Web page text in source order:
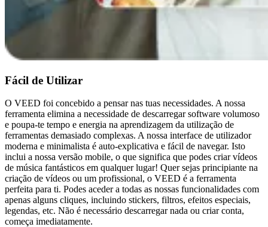
Fácil de Utilizar
O VEED foi concebido a pensar nas tuas necessidades. A nossa
ferramenta elimina a necessidade de descarregar software volumoso
e poupa-te tempo e energia na aprendizagem da utilização de
ferramentas demasiado complexas. A nossa interface de utilizador
moderna e minimalista é auto-explicativa e fácil de navegar. Isto
inclui a nossa versão mobile, o que significa que podes criar vídeos
de música fantásticos em qualquer lugar! Quer sejas principiante na
criação de vídeos ou um profissional, o VEED é a ferramenta
perfeita para ti. Podes aceder a todas as nossas funcionalidades com
apenas alguns cliques, incluindo stickers, filtros, efeitos especiais,
legendas, etc. Não é necessário descarregar nada ou criar conta,
começa imediatamente.